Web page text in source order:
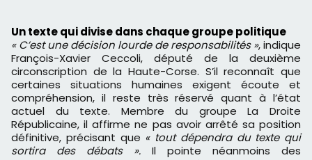
Un texte qui divise dans chaque groupe politique
« C’est une décision lourde de responsabilités », indique
François-Xavier Ceccoli, député de la deuxième
circonscription de la Haute-Corse. S’il reconnaît que
certaines situations humaines exigent écoute et
compréhension, il reste très réservé quant à l’état
actuel du texte. Membre du groupe La Droite
Républicaine, il affirme ne pas avoir arrêté sa position
définitive, précisant que « tout dépendra du texte qui
sortira des débats ». Il pointe néanmoins des